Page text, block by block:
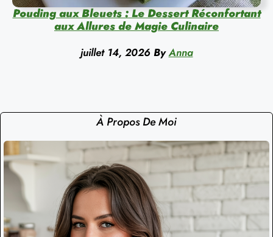
Pouding aux Bleuets : Le Dessert Réconfortant
aux Allures de Magie Culinaire
juillet 14, 2026 By Anna
À Propos De Moi